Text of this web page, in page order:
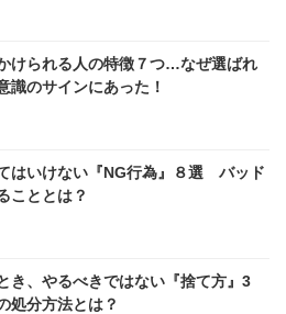
けられる人の特徴７つ…なぜ選ばれ
識のサインにあった！
はいけない『NG行為』８選 バッド
こととは？
き、やるべきではない『捨て方』3
分方法とは？